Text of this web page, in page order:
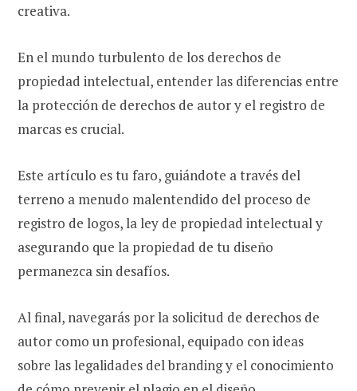
creativa.
En el mundo turbulento de los derechos de
propiedad intelectual, entender las diferencias entre
la protección de derechos de autor y el registro de
marcas es crucial.
Este artículo es tu faro, guiándote a través del
terreno a menudo malentendido del proceso de
registro de logos, la ley de propiedad intelectual y
asegurando que la propiedad de tu diseño
permanezca sin desafíos.
Al final, navegarás por la solicitud de derechos de
autor como un profesional, equipado con ideas
sobre las legalidades del branding y el conocimiento